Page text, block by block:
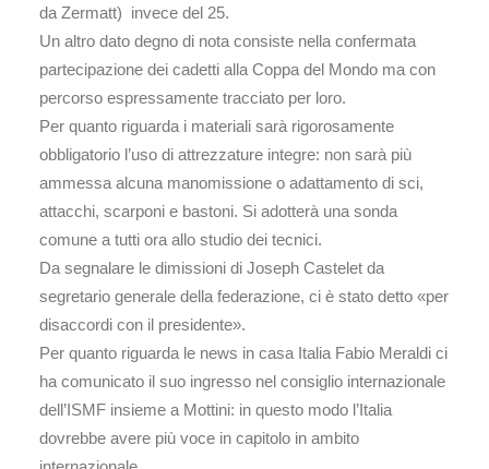
da Zermatt) invece del 25.
Un altro dato degno di nota consiste nella confermata
partecipazione dei cadetti alla Coppa del Mondo ma con
percorso espressamente tracciato per loro.
Per quanto riguarda i materiali sarà rigorosamente
obbligatorio l’uso di attrezzature integre: non sarà più
ammessa alcuna manomissione o adattamento di sci,
attacchi, scarponi e bastoni. Si adotterà una sonda
comune a tutti ora allo studio dei tecnici.
Da segnalare le dimissioni di Joseph Castelet da
segretario generale della federazione, ci è stato detto «per
disaccordi con il presidente».
Per quanto riguarda le news in casa Italia Fabio Meraldi ci
ha comunicato il suo ingresso nel consiglio internazionale
dell’ISMF insieme a Mottini: in questo modo l’Italia
dovrebbe avere più voce in capitolo in ambito